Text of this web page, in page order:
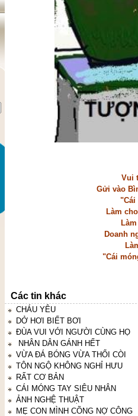
Vui
Gửi vào
"Cái
Làm
Doanh
"Cái
Các tin khác
CHÁU YÊU
DỞ HƠI BIẾT BƠI
ĐÙA VUI VỚI NGƯỜI CÙNG HỌ
NHÂN DÂN GÁNH HẾT
VỪA ĐÁ BÓNG VỪA THỔI CÒI
TÔN NGỘ KHÔNG NGHỈ HƯU
RẤT CƠ BẢN
CÁI MÓNG TAY SIÊU NHÂN
ẢNH NGHỆ THUẬT
MẸ CON MÌNH CÕNG NỢ CÔNG